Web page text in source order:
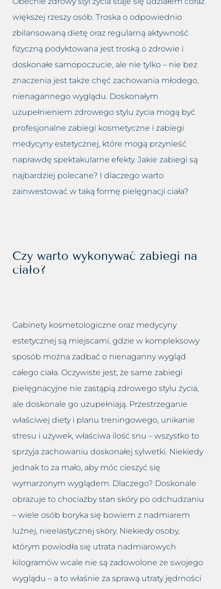
Przebarwienia
Rozstępy
Rozszerzone naczynka
Tłusta cera
Trądzik różowaty
Utrata jędrności piersi
Worki i cienie pod oczami
Wypadanie włosów
Zmarszczki
Łysienie telogenowe
Łysienie plackowate
Łysienie androgenowe
Sucha – wrażliwa skóra głowy
Suche zniszczone włosy
Łojotokowe zapalenie skóry
głowy
Łupież
Łuszczyca skóry głowy
Grzybica skóry głowy
Atopowe zapalenie skóry głowy
Odmładzanie biustu
Odmładzanie Twarzy
Peelingi chemiczne
Peeling kawitacyjny
Podnoszenie powiek lub brwi
Powiększanie ust
Usuwanie blizn
Usuwanie bruzd nosowo
wargowych
permanentnego
Usuwanie rozstępów
Usuwanie tatuażu
Usuwanie tkanki tłuszczowej
Usuwanie włókniaków i
zaskórników
Usuwanie worków i cieni pod
oczami
Usuwanie zmarszczek
Wybielanie okolic intymnych
Wypełnianie doliny łez
Zamykanie naczynek
większej rzeszy osób. Troska o odpowiednio
zbilansowaną dietę oraz regularną aktywność
fizyczną podyktowana jest troską o zdrowie i
doskonałe samopoczucie, ale nie tylko – nie bez
znaczenia jest także chęć zachowania młodego,
nienagannego wyglądu. Doskonałym
uzupełnieniem zdrowego stylu życia mogą być
profesjonalne zabiegi kosmetyczne i zabiegi
medycyny estetycznej, które mogą przynieść
naprawdę spektakularne efekty. Jakie zabiegi są
najbardziej polecane? I dlaczego warto
zainwestować w taką formę pielęgnacji ciała?
Czy warto wykonywać zabiegi na
ciało?
Gabinety kosmetologiczne oraz medycyny
estetycznej są miejscami, gdzie w kompleksowy
sposób można zadbać o nienaganny wygląd
całego ciała. Oczywiste jest, że same zabiegi
pielęgnacyjne nie zastąpią zdrowego stylu życia,
ale doskonale go uzupełniają. Przestrzeganie
właściwej diety i planu treningowego, unikanie
stresu i używek, właściwa ilość snu – wszystko to
sprzyja zachowaniu doskonałej sylwetki. Niekiedy
jednak to za mało, aby móc cieszyć się
wymarzonym wyglądem. Dlaczego? Doskonale
obrazuje to chociażby stan skóry po odchudzaniu
– wiele osób boryka się bowiem z nadmiarem
luźnej, nieelastycznej skóry. Niekiedy osoby,
którym powiodła się utrata nadmiarowych
kilogramów wcale nie są zadowolone ze swojego
wyglądu – a to właśnie za sprawą utraty jędrności